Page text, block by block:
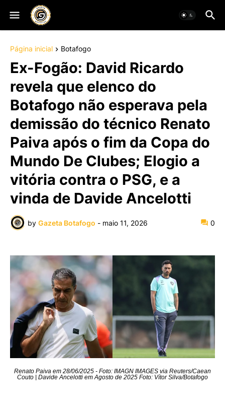
Página inicial Botafogo
Ex-Fogão: David Ricardo
revela que elenco do
Botafogo não esperava pela
demissão do técnico Renato
Paiva após o fim da Copa do
Mundo De Clubes; Elogio a
vitória contra o PSG, e a
vinda de Davide Ancelotti
by Gazeta Botafogo - maio 11, 2026 0
Renato Paiva em 28/06/2025 - Foto: IMAGN IMAGES via Reuters/Caean
Couto | Davide Ancelotti em Agosto de 2025 Foto: Vítor Silva/Botafogo